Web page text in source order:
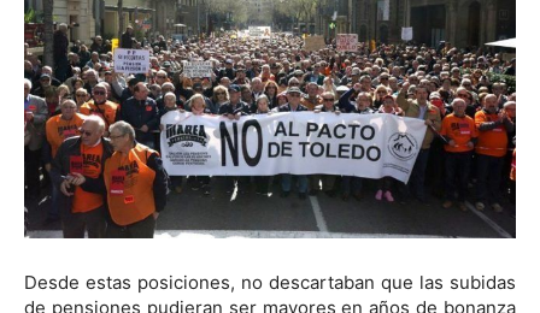
Desde estas posiciones, no descartaban que las subidas
de pensiones pudieran ser mayores en años de bonanza